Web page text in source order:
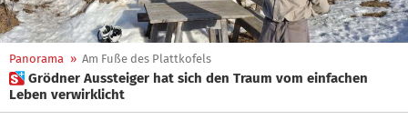
Panorama » Am Fuße des Plattkofels
 Grödner Aussteiger hat sich den Traum vom einfachen
Leben verwirklicht